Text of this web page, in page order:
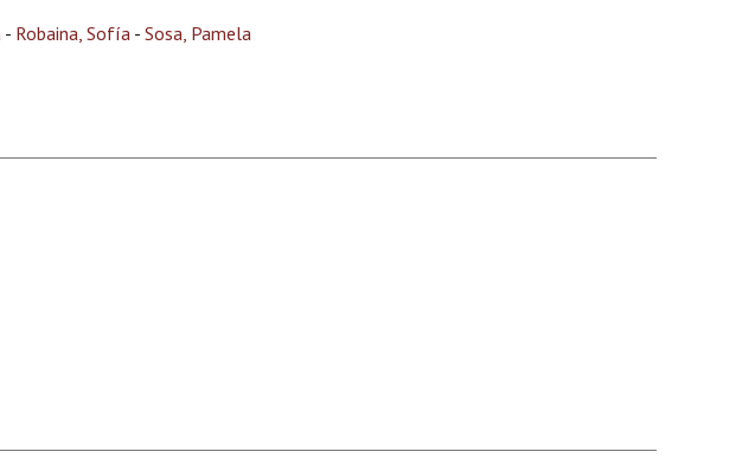
- Robaina, Sofía - Sosa, Pamela